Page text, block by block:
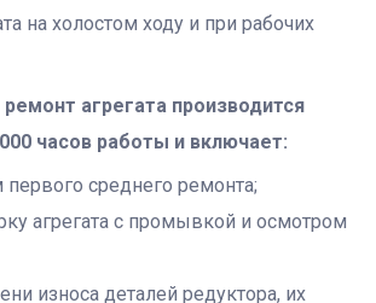
на холостом ходу и при рабочих
агрегата производится
часов работы и включает:
среднего ремонта;
агрегата с промывкой и осмотром
износа деталей редуктора, их